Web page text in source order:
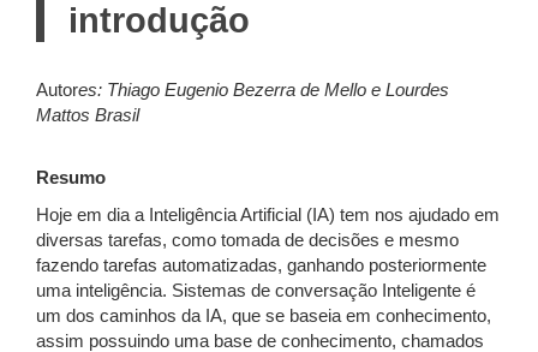
introdução
Autores: Thiago Eugenio Bezerra de Mello e Lourdes
Mattos Brasil
Resumo
Hoje em dia a Inteligência Artificial (IA) tem nos ajudado em
diversas tarefas, como tomada de decisões e mesmo
fazendo tarefas automatizadas, ganhando posteriormente
uma inteligência. Sistemas de conversação Inteligente é
um dos caminhos da IA, que se baseia em conhecimento,
assim possuindo uma base de conhecimento, chamados